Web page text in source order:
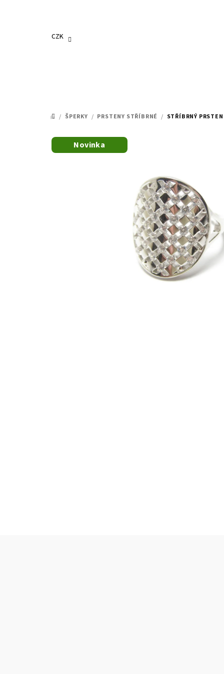
CZK
DOMŮ
/ ŠPERKY / PRSTENY STŘÍBRNÉ / STŘÍBRNÝ
Novinka